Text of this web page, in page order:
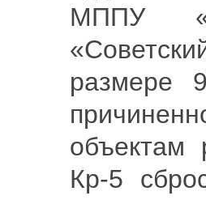
МППУ
размере
Кр-5